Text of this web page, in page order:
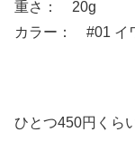
重さ： 20g
カラー： #01 イ
ひとつ450円くら